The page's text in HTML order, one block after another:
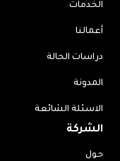
الخدمات
أعمالنا
دراسات الحالة
المدونة
الاسئلة الشائعة
الشركة
حول